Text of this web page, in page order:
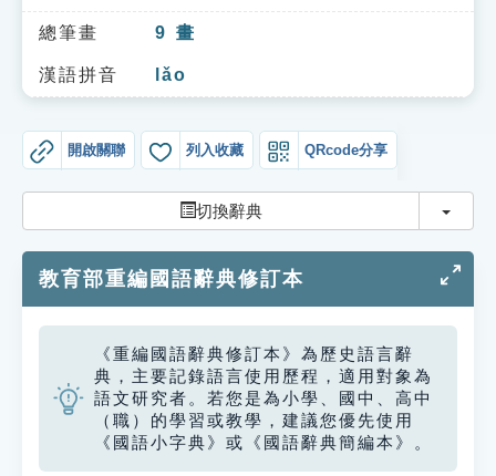
單字索引
生命大百科索引
遊戲專區
教學應用
貓頭鷹博士
總筆畫 9 畫
漢語拼音 lǎo
開啟關聯 列入收藏 QRcode分享
切換辭典 切換
教育部重編國語辭典修訂本
《重編國語辭典修訂本》為歷史語言辭
典，主要記錄語言使用歷程，適用對象為
語文研究者。若您是為小學、國中、高中
（職）的學習或教學，建議您優先使用
《國語小字典》或《國語辭典簡編本》。